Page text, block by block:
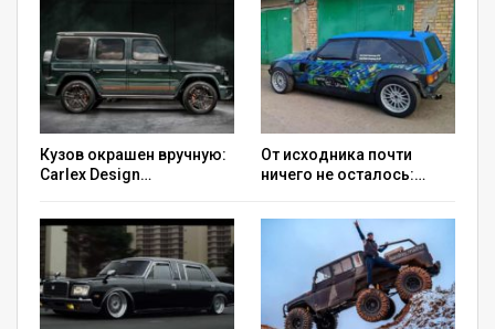
Кузов окрашен вручную:
Carlex Design…
От исходника почти
ничего не осталось:…